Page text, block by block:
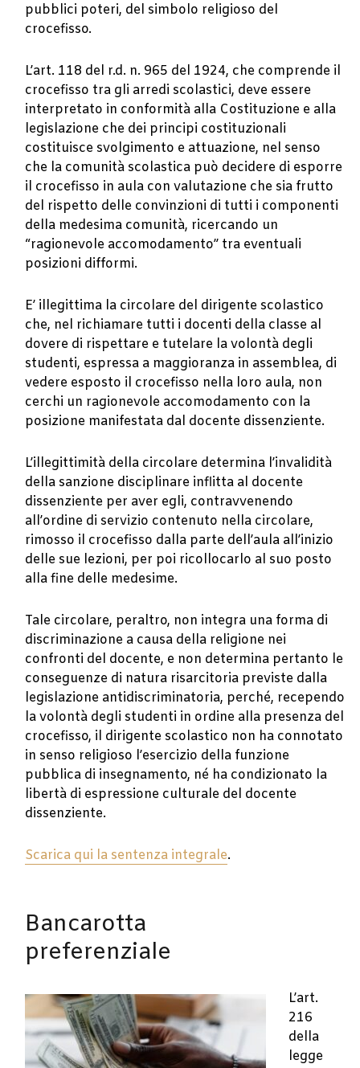
pubblici poteri, del simbolo religioso del
crocefisso.
L’art. 118 del r.d. n. 965 del 1924, che comprende il
crocefisso tra gli arredi scolastici, deve essere
interpretato in conformità alla Costituzione e alla
legislazione che dei principi costituzionali
costituisce svolgimento e attuazione, nel senso
che la comunità scolastica può decidere di esporre
il crocefisso in aula con valutazione che sia frutto
del rispetto delle convinzioni di tutti i componenti
della medesima comunità, ricercando un
“ragionevole accomodamento” tra eventuali
posizioni difformi.
E’ illegittima la circolare del dirigente scolastico
che, nel richiamare tutti i docenti della classe al
dovere di rispettare e tutelare la volontà degli
studenti, espressa a maggioranza in assemblea, di
vedere esposto il crocefisso nella loro aula, non
cerchi un ragionevole accomodamento con la
posizione manifestata dal docente dissenziente.
L’illegittimità della circolare determina l’invalidità
della sanzione disciplinare inflitta al docente
dissenziente per aver egli, contravvenendo
all’ordine di servizio contenuto nella circolare,
rimosso il crocefisso dalla parte dell’aula all’inizio
delle sue lezioni, per poi ricollocarlo al suo posto
alla fine delle medesime.
Tale circolare, peraltro, non integra una forma di
discriminazione a causa della religione nei
confronti del docente, e non determina pertanto le
conseguenze di natura risarcitoria previste dalla
legislazione antidiscriminatoria, perché, recependo
la volontà degli studenti in ordine alla presenza del
crocefisso, il dirigente scolastico non ha connotato
in senso religioso l’esercizio della funzione
pubblica di insegnamento, né ha condizionato la
libertà di espressione culturale del docente
dissenziente.
Scarica qui la sentenza integrale.
Bancarotta
preferenziale
L’art.
216
della
legge